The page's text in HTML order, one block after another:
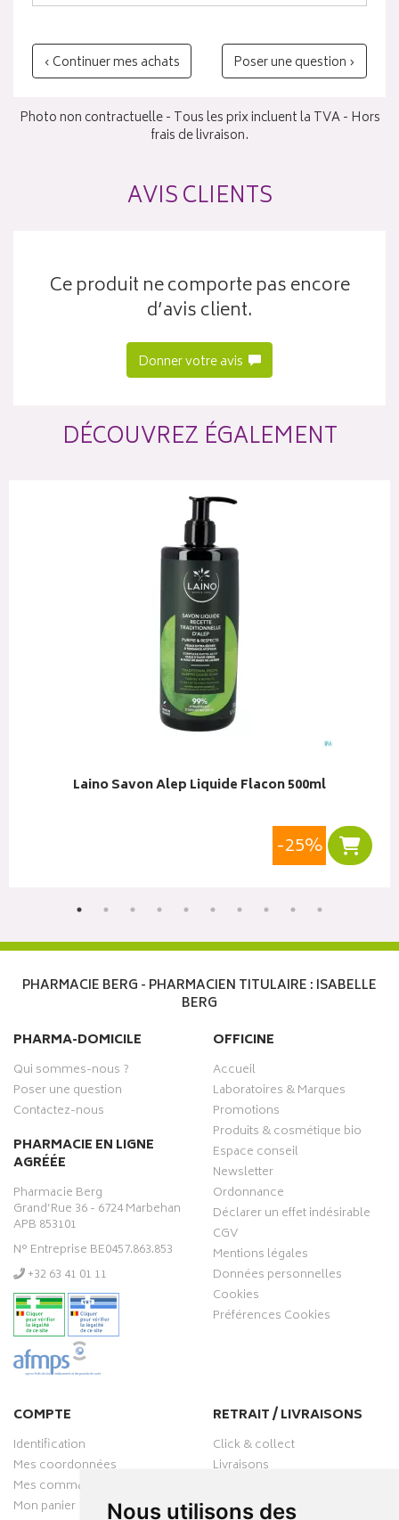
Nous utilisons des
‹ Continuer mes achats Poser une question ›
Photo non contractuelle - Tous les prix incluent la TVA - Hors
frais de livraison.
AVIS CLIENTS
Ce produit ne comporte pas encore
d’avis client.
Donner votre avis
DÉCOUVREZ ÉGALEMENT
Laino Savon Alep Liquide Flacon 500ml
-25%
PHARMACIE BERG - PHARMACIEN TITULAIRE : ISABELLE
BERG
PHARMA-DOMICILE
Qui sommes-nous ?
Poser une question
Contactez-nous
PHARMACIE EN LIGNE
AGRÉÉE
Pharmacie Berg
Grand’Rue 36 - 6724 Marbehan
APB 853101
N° Entreprise BE0457.863.853
‭+32 63 41 01 11‬
OFFICINE
Accueil
Laboratoires & Marques
Promotions
Produits & cosmétique bio
Espace conseil
Newsletter
Ordonnance
Déclarer un effet indésirable
CGV
Mentions légales
Données personnelles
Cookies
Préférences Cookies
COMPTE
Identification
Mes coordonnées
Mes commandes
Mon panier
RETRAIT / LIVRAISONS
Click & collect
Livraisons